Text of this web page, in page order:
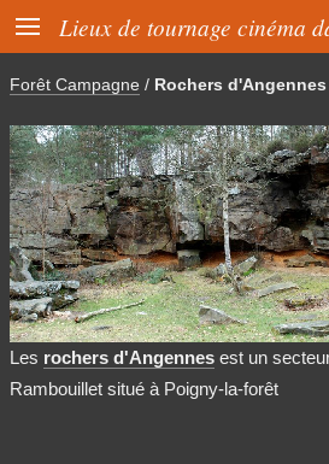
 Lieux de tournage cinéma
Forêt Campagne / Rochers d'Angennes
Les rochers d'Angennes est un
Rambouillet situé à Poigny-la-forêt